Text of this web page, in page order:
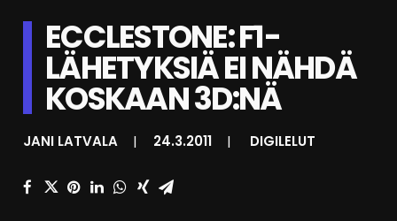
KESKUSTELU
SHOP
ECCLESTONE: F1-
LÄHETYKSIÄ EI NÄHDÄ
KOSKAAN 3D:NÄ
JANI LATVALA | 24.3.2011 | DIGILELUT